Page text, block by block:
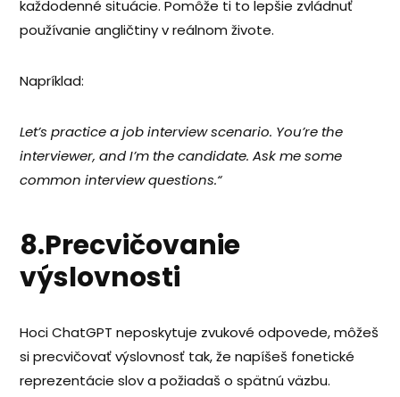
každodenné situácie. Pomôže ti to lepšie zvládnuť
používanie angličtiny v reálnom živote.
Napríklad:
Let’s practice a job interview scenario. You’re the
interviewer, and I’m the candidate. Ask me some
common interview questions.“
8.Precvičovanie
výslovnosti
Hoci ChatGPT neposkytuje zvukové odpovede, môžeš
si precvičovať výslovnosť tak, že napíšeš fonetické
reprezentácie slov a požiadaš o spätnú väzbu.